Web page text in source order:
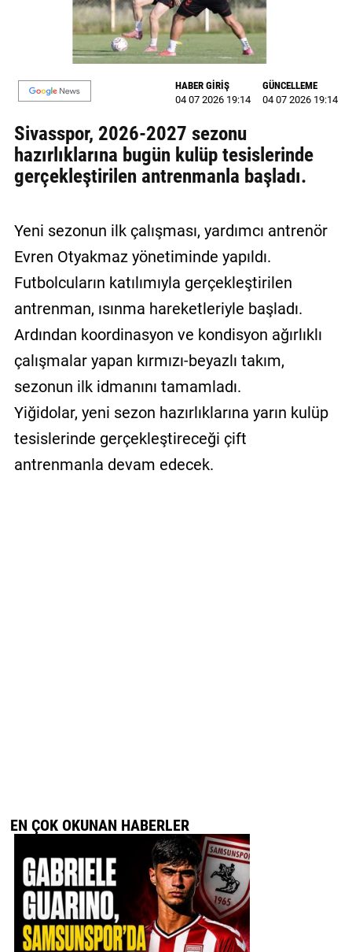
MAGAZİN
GALERİ
VİDEO
YAZARLAR
BİZE
ULAŞIN
İletişim
Gizlilik
Politikası
HABER GİRİŞ
04 07 2026 19:14
GÜNCELLEME
04 07 2026 19:14
Sivasspor, 2026-2027 sezonu
hazırlıklarına bugün kulüp tesislerinde
gerçekleştirilen antrenmanla başladı.
Yeni sezonun ilk çalışması, yardımcı antrenör
Evren Otyakmaz yönetiminde yapıldı.
Futbolcuların katılımıyla gerçekleştirilen
antrenman, ısınma hareketleriyle başladı.
Ardından koordinasyon ve kondisyon ağırlıklı
çalışmalar yapan kırmızı-beyazlı takım,
sezonun ilk idmanını tamamladı.
Yiğidolar, yeni sezon hazırlıklarına yarın kulüp
tesislerinde gerçekleştireceği çift
antrenmanla devam edecek.
EN ÇOK OKUNAN HABERLER